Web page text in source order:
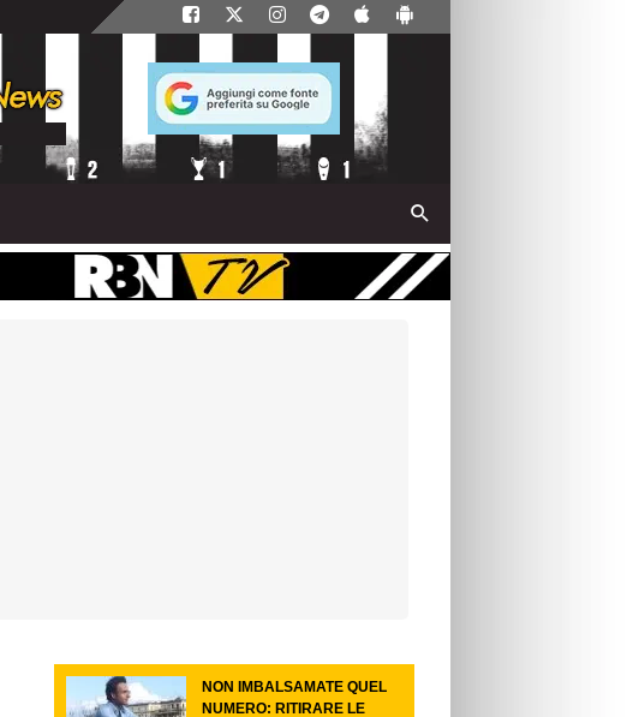
NON IMBALSAMATE QUEL
NUMERO: RITIRARE LE